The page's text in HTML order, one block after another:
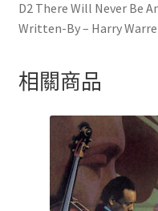
D2 There Will Never Be
Written-By – Harry
相關商品